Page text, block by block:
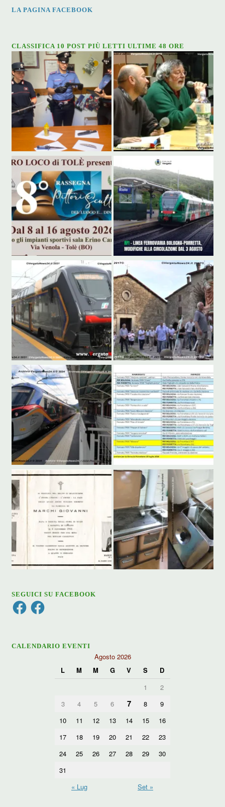
LA PAGINA FACEBOOK
CLASSIFICA 10 POST PIÙ LETTI ULTIME 48 ORE
SEGUICI SU FACEBOOK
FacebookFacebook
CALENDARIO EVENTI
Agosto 2026
L
M M G V S
D
1
2
3
4 5 6 7 8
9
10
11 12 13 14 15
16
17
18 19 20 21 22
23
24
25 26 27 28 29
30
31
« Lug
Set »